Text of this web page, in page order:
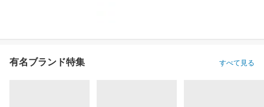
有名ブランド特集 すべて見る